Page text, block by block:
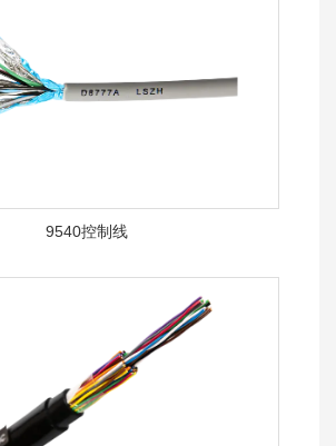
9540控制线